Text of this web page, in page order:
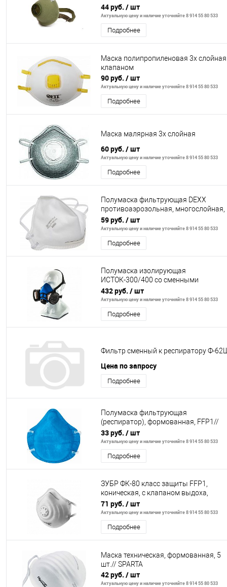
44 руб. / шт
Актуальную цену и наличие уточняйте 8 914 55 80 533
Подробнее
Маска полипропиленовая 3х слойная
клапаном
90 руб. / шт
Актуальную цену и наличие уточняйте 8 914 55 80 533
Подробнее
Маска малярная 3х слойная
60 руб. / шт
Актуальную цену и наличие уточняйте 8 914 55 80 533
Подробнее
Полумаска фильтрующая DEXX
противоаэрозольная, многослойная,
FFP1
59 руб. / шт
Актуальную цену и наличие уточняйте 8 914 55 80 533
Подробнее
Полумаска изолирующая
ИСТОК-300/400 со сменными
комбинированными фильтрами
Россия
432 руб. / шт
Актуальную цену и наличие уточняйте 8 914 55 80 533
Подробнее
Фильтр сменный к респиратору Ф-
Цена по запросу
Подробнее
Полумаска фильтрующая
(респиратор), формованная, FFP1//
СИБРТЕХ/Россия
33 руб. / шт
Актуальную цену и наличие уточняйте 8 914 55 80 533
Подробнее
ЗУБР ФК-80 класс защиты FFP1,
коническая, с клапаном выдоха,
фильтрующая полумаска (11163)
71 руб. / шт
Актуальную цену и наличие уточняйте 8 914 55 80 533
Подробнее
Маска техническая, формованная, 5
шт.// SPARTA
42 руб. / шт
Актуальную цену и наличие уточняйте 8 914 55 80 533